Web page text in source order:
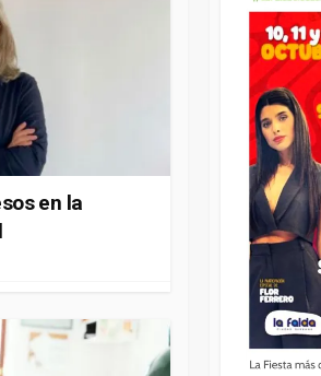
en la